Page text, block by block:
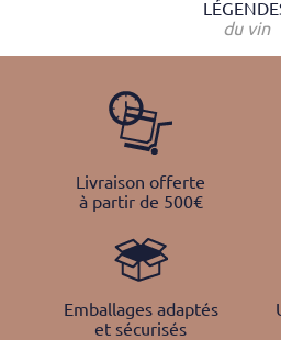
du vin
Livraison offerte
à partir de 500€
Emballages adaptés
et sécurisés